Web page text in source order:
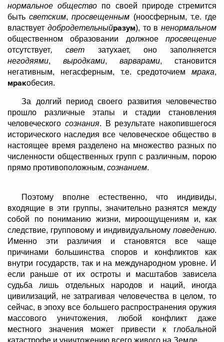
нормальное общество по своей природе стремится
бытьсветским,просвещенным (ноосферным, т.е. где
властвует добродетельныйразум), то в ненормальном
общественном образовании должное просвещение
отсутствует, свет затухает, оно заполняется
негодяями, выродками, варварами, становится
негативным, негасферным, т.е. средоточием мрака,
мракобесия.
За долгий период своего развития человечество
прошло различные этапы и стадии становления
человеческого сознания. В результате накопившегося
исторического наследия все человеческое общество в
настоящее время разделено на множество разных по
численности общественных групп с различным, порою
прямо противоположным, сознанием.
Поэтому вполне естественно, что индивиды,
входящие в эти группы, значительно разнятся между
собой по пониманию жизни, мироощущениям и, как
следствие, групповому и индивидуальному поведению.
Именно эти различия и становятся все чаще
причинами большинства споров и конфликтов как
внутри государств, так и на международном уровне. И
если раньше от их остроты и масштабов зависела
судьба лишь отдельных народов и наций, иногда
цивилизаций, не затрагивая человечества в целом, то
сейчас, в эпоху все большего распространения оружия
массового уничтожения, любой конфликт даже
местного значения может привести к глобальной